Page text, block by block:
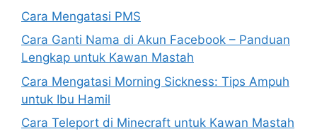
Cara Mengatasi PMS
Cara Ganti Nama di Akun Facebook – Panduan
Lengkap untuk Kawan Mastah
Cara Mengatasi Morning Sickness: Tips Ampuh
untuk Ibu Hamil
Cara Teleport di Minecraft untuk Kawan Mastah